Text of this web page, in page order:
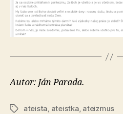
Autor: Ján Parada.
Značkyateista, ateistka, ateizmus